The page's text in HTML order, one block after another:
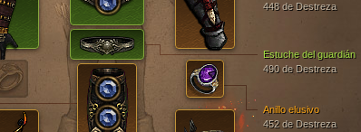
448 de Destreza
Estuche del guardián
490 de Destreza
Anillo elusivo
452 de Destreza